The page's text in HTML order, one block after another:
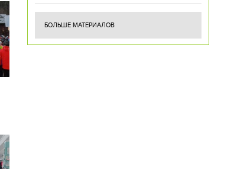
БОЛЬШЕ МАТЕРИАЛОВ